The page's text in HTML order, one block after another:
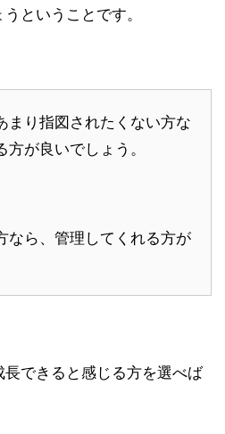
ということです。
まり指図されたくない方な
が良いでしょう。
なら、管理してくれる方が
できると感じる方を選べば